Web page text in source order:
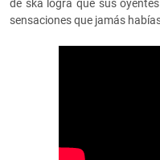
de ska logra que sus
sensaciones que jamás